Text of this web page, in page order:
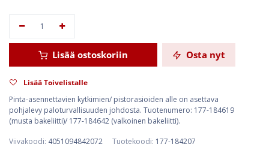
Lisää ostoskoriin Osta nyt
Lisää Toivelistalle
Pinta-asennettavien kytkimien/ pistorasioiden alle on asettava
pohjalevy paloturvallisuuden johdosta. Tuotenumero: 177-184619
(musta bakeliitti)/ 177-184642 (valkoinen bakeliitti).
Viivakoodi: 4051094842072 Tuotekoodi: 177-184207